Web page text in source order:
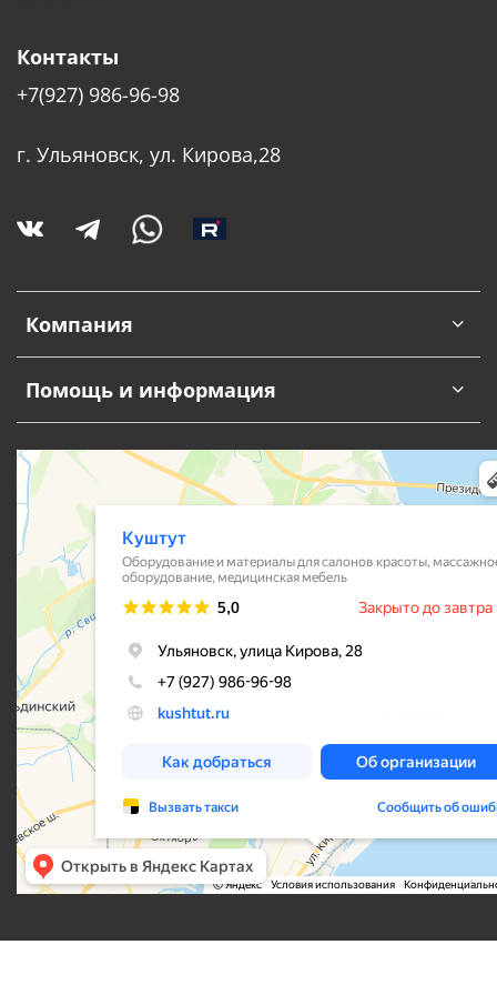
Компания
Помощь и информация
Контакты
+7(927) 986-96-98
г. Ульяновск, ул. Кирова,28